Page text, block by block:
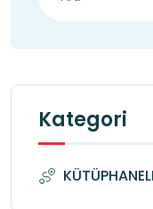
Kategori